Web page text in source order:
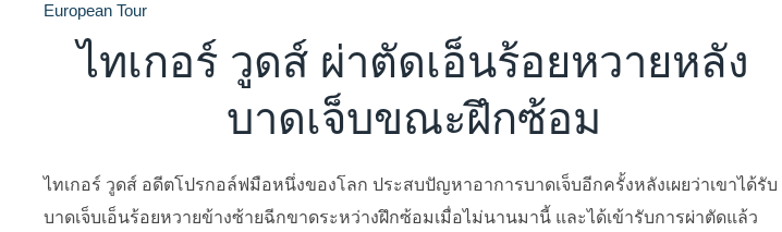
European Tour
ไทเกอร์ วูดส์ ผ่าตัดเอ็นร้อยหวายหลัง
บาดเจ็บขณะฝึกซ้อม
ไทเกอร์ วูดส์ อดีตโปรกอล์ฟมือหนึ่งของโลก ประสบปัญหาอาการบาดเจ็บอีกครั้งหลังเผยว่าเขาได้รับ
บาดเจ็บเอ็นร้อยหวายข้างซ้ายฉีกขาดระหว่างฝึกซ้อมเมื่อไม่นานมานี้ และได้เข้ารับการผ่าตัดแล้ว